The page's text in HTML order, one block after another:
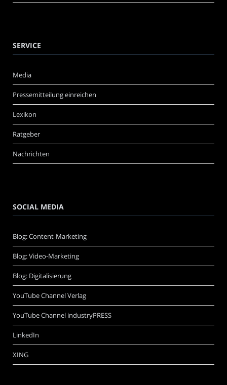
SERVICE
Media
Pressemitteilung einreichen
Lexikon
Ratgeber
Nachrichten
SOCIAL MEDIA
Blog: Content-Marketing
Blog: Video-Marketing
Blog: Digitalisierung
YouTube Channel Verlag
YouTube Channel industryPRESS
LinkedIn
XING